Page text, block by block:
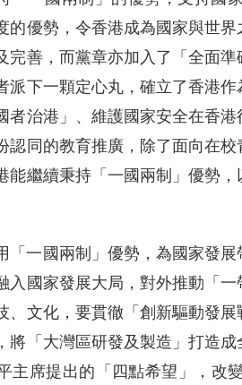
的優勢，令香港成為國家與世
完善，而黨章亦加入了「全面
派下一顆定心丸，確立了香港
者治港」、維護國家安全在香
認同的教育推廣，除了面向在
能繼續秉持「一國兩制」優勢
「一國兩制」優勢，為國家發
入國家發展大局，對外推動「
、文化，要貫徹「創新驅動發
將「大灣區研發及製造」打造
主席提出的「四點希望」，改